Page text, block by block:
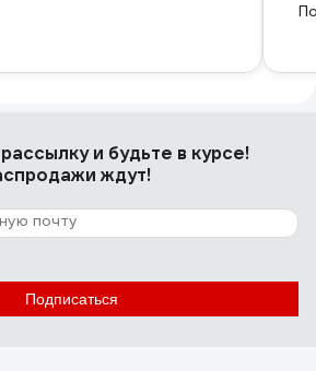
и будьте в курсе!
ждут!
Подписаться